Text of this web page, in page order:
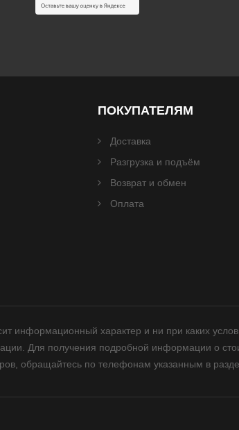
ПОКУПАТЕЛЯМ
Доставка
Разгрузка и подъём
Возврат и обмен
Оплата
информационный характер и ни при каких
Для получения подробной информации о
обращайтесь по телефонам указанным в